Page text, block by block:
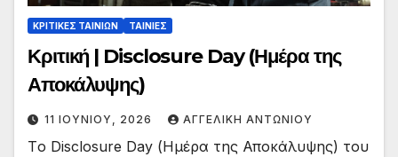
ΚΡΙΤΙΚΕΣ ΤΑΙΝΙΩΝ ΤΑΙΝΙΕΣ
Κριτική | Disclosure Day (Ημέρα της
Αποκάλυψης)
11 ΙΟΥΝΊΟΥ, 2026 ΑΓΓΕΛΙΚΉ ΑΝΤΩΝΊΟΥ
Tο Disclosure Day (Ημέρα της Αποκάλυψης) του